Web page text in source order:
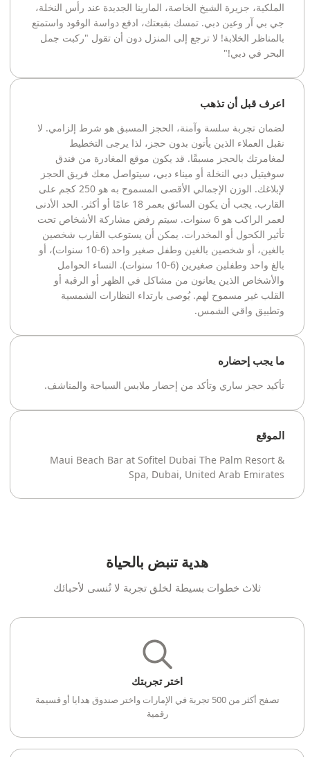
الملكية، جزيرة الشيخ الخاصة، المارينا الجديدة عند رأس النخلة،
جي بي آر وعين دبي. تمسك بقبعتك، ادفع دواسة الوقود واستمتع
بالمناظر الخلابة! لا ترجع إلى المنزل دون أن تقول "ركبت جمل
البحر في دبي!"
اعرف قبل أن تذهب
لضمان تجربة سلسة وآمنة، الحجز المسبق هو شرط إلزامي. لا
نقبل العملاء الذين يأتون بدون حجز، لذا يرجى التخطيط
لمغامرتك بالحجز مسبقًا. قد يكون موقع المغادرة من فندق
سوفيتيل دبي النخلة أو ميناء دبي، سيتواصل معك فريق الحجز
لإبلاغك. الوزن الإجمالي الأقصى المسموح به هو 250 كجم على
القارب. يجب أن يكون السائق بعمر 18 عامًا أو أكثر. الحد الأدنى
لعمر الراكب هو 6 سنوات. سيتم رفض مشاركة الأشخاص تحت
تأثير الكحول أو المخدرات. يمكن أن يستوعب القارب شخصين
بالغين، أو شخصين بالغين وطفل صغير واحد (6-10 سنوات)، أو
بالغ واحد وطفلين صغيرين (6-10 سنوات). النساء الحوامل
والأشخاص الذين يعانون من مشاكل في الظهر أو الرقبة أو
القلب غير مسموح لهم. يُوصى بارتداء النظارات الشمسية
وتطبيق واقي الشمس.
ما يجب إحضاره
تأكيد حجز ساري وتأكد من إحضار ملابس السباحة والمناشف.
الموقع
Maui Beach Bar at Sofitel Dubai The Palm Resort &
Spa, Dubai, United Arab Emirates
هدية تنبض بالحياة
ثلاث خطوات بسيطة لخلق تجربة لا تُنسى لأحبائك
اختر تجربتك
تصفح أكثر من 500 تجربة في الإمارات واختر صندوق هدايا أو قسيمة
رقمية